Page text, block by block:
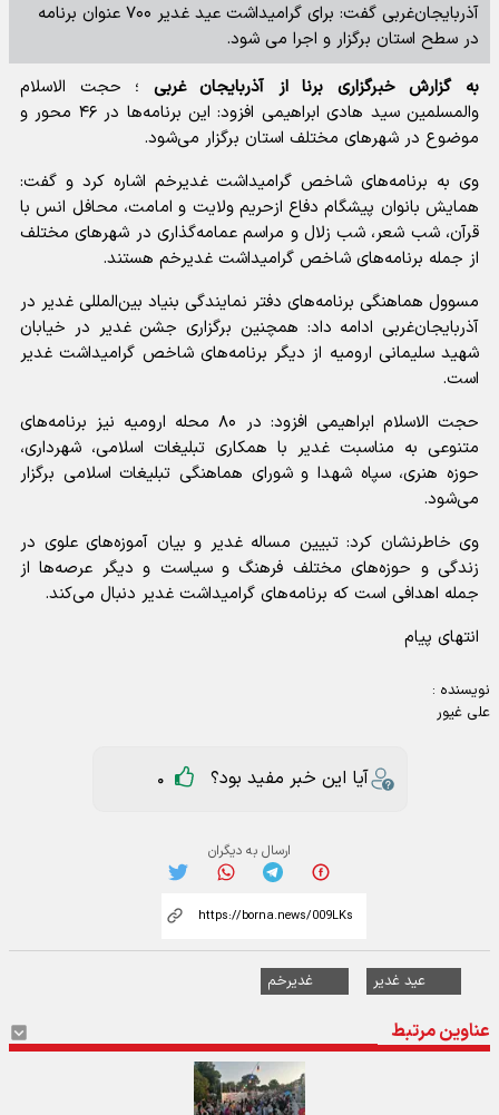
آذربایجان‌غربی گفت: برای گرامیداشت عید غدیر ۷۰۰ عنوان برنامه
در سطح استان برگزار و اجرا می شود.
به گزارش خبرگزاری برنا از آذربایجان غربی ؛ حجت الاسلام
والمسلمین سید هادی ابراهیمی افزود: این برنامه‌ها در ۴۶ محور و
موضوع در شهرهای مختلف استان برگزار می‌شود.
وی به برنامه‌های شاخص گرامیداشت غدیرخم اشاره کرد و گفت:
همایش بانوان پیشگام دفاع ازحریم ولایت و امامت، محافل انس با
قرآن، شب شعر، شب زلال و مراسم عمامه‌گذاری در شهرهای مختلف
از جمله برنامه‌های شاخص گرامیداشت غدیرخم هستند.
مسوول هماهنگی برنامه‌های دفتر نمایندگی بنیاد بین‌المللی غدیر در
آذربایجان‌غربی ادامه داد: همچنین برگزاری جشن غدیر در خیابان
شهید سلیمانی ارومیه از دیگر برنامه‌های شاخص گرامیداشت غدیر
است.
حجت الاسلام ابراهیمی افزود: در ۸۰ محله ارومیه نیز برنامه‌های
متنوعی به مناسبت غدیر با همکاری تبلیغات اسلامی، شهرداری،
حوزه هنری، سپاه شهدا و شورای هماهنگی تبلیغات اسلامی برگزار
می‌شود.
وی خاطرنشان کرد: تبیین مساله غدیر و بیان آموزه‌های علوی در
زندگی و حوزه‌های مختلف فرهنگ و سیاست و دیگر عرصه‌ها از
جمله اهدافی است که برنامه‌های گرامیداشت غدیر دنبال می‌کند.
انتهای پیام
نویسنده :
علی غیور
آیا این خبر مفید بود؟ 0
ارسال به دیگران
عید غدیر غدیرخم
عناوین مرتبط